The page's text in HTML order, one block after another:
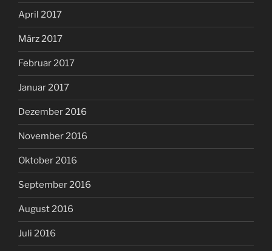
April 2017
März 2017
Februar 2017
Januar 2017
Dezember 2016
November 2016
Oktober 2016
September 2016
August 2016
Juli 2016